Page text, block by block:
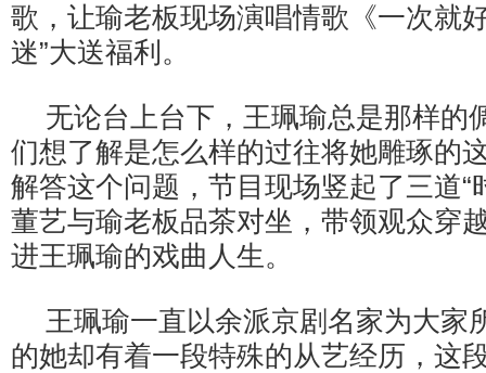
歌，让瑜老板现场演唱情歌《一次就
迷”大送福利。
无论台上台下，王珮瑜总是那样的
们想了解是怎么样的过往将她雕琢的
解答这个问题，节目现场竖起了三道“
董艺与瑜老板品茶对坐，带领观众穿
进王珮瑜的戏曲人生。
王珮瑜一直以余派京剧名家为大家
的她却有着一段特殊的从艺经历，这